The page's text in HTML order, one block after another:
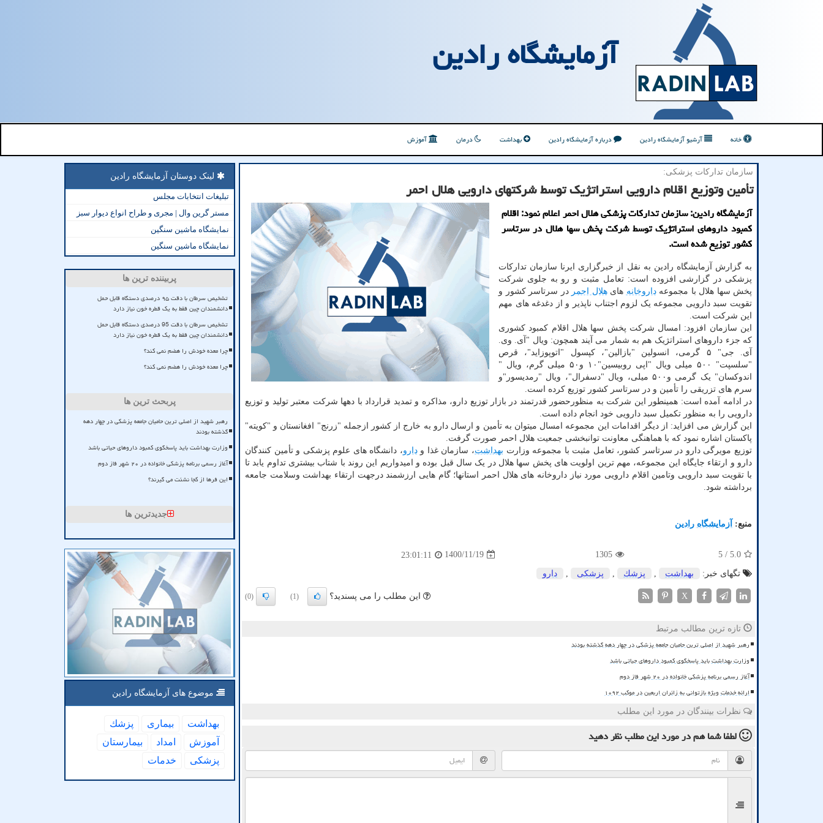
آزمایشگاه رادین
خانه آرشیو آزمایشگاه رادین درباره آزمایشگاه رادین بهداشت درمان آموزش
سازمان تداركات پزشكی:
تأمین وتوزیع اقلام دارویی استراتژیک توسط شرکتهای دارویی هلال احمر
آزمایشگاه رادین: سازمان تدارکات پزشکی هلال احمر اعلام نمود: اقلام
کمبود داروهای استراتژیک توسط شرکت پخش سها هلال در سرتاسر
کشور توزیع شده است.
به گزارش آزمایشگاه رادین به نقل از خبرگزاری ایرنا سازمان تدارکات
پزشکی در گزارشی افزوده است: تعامل مثبت و رو به جلوی شرکت
پخش سها هلال با مجموعهداروخانه هایهلال احمر در سرتاسر کشور و
تقویت سبد دارویی مجموعه یک لزوم اجتناب ناپذیر و از دغدغه های مهم
این شرکت است.
این سازمان افزود: امسال شرکت پخش سها هلال اقلام کمبود کشوری
که جزء داروهای استراتژیک هم به شمار می آیند همچون: ویال "آی. وی.
آی. جی" ۵ گرمی، انسولین "بازالین"، کپسول "اتوپوزاید"، قرص
"سلسپت" ۵۰۰ میلی ویال "اپی روبیسین"۱۰ و۵۰ میلی گرم، ویال "
اندوکسان" یک گرمی و۵۰۰ میلی، ویال "دسفرال"، ویال "رمدیسور"و
سرم های تزریقی را تأمین و در سرتاسر کشور توزیع کرده است.
در ادامه آمده است: همینطور این شرکت به منظورحضور قدرتمند در بازار توزیع دارو، مذاکره و تمدید قرارداد با دهها شرکت معتبر تولید و توزیع
دارویی را به منظور تکمیل سبد دارویی خود انجام داده است.
این گزارش می افزاید: از دیگر اقدامات این مجموعه امسال میتوان به تأمین و ارسال دارو به خارج از کشور ازجمله "زرنج" افغانستان و "کویته"
پاکستان اشاره نمود که با هماهنگی معاونت توانبخشی جمعیت هلال احمر صورت گرفت.
توزیع مویرگی دارو در سرتاسر کشور، تعامل مثبت با مجموعه وزارت بهداشت، سازمان غذا ودارو، دانشگاه های علوم پزشکی و تأمین کنندگان
دارو و ارتقاء جایگاه این مجموعه، مهم ترین اولویت های پخش سها هلال در یک سال قبل بوده و امیدواریم این روند با شتاب بیشتری تداوم یابد تا
با تقویت سبد دارویی وتامین اقلام دارویی مورد نیاز داروخانه های هلال احمر استانها؛ گام هایی ارزشمند درجهت ارتقاء بهداشت وسلامت جامعه
برداشته شود.
منبع: آزمایشگاه رادین
5.0
/ 5
1305
1400/11/19
23:01:11
تگهای خبر:
بهداشت پزشك پزشكی دارو
X این مطلب را می پسندید؟ (1)
(0)
تازه ترین مطالب مرتبط
رهبر شهید از اصلی ترین حامیان جامعه پزشکی در چهار دهه گذشته بودند
وزارت بهداشت باید پاسخگوی کمبود داروهای حیاتی باشد
آغاز رسمی برنامه پزشکی خانواده در ۲۰ شهر فاز دوم
ارائه خدمات ویژه بازتوانی به زائران اربعین در موکب ۱۰۹۲
نظرات بینندگان در مورد این مطلب
لطفا شما همدر مورد این مطلبنظر دهید
لینک دوستان آزمایشگاه رادین
تبلیغات انتخابات مجلس
مستر گرین وال | مجری و طراح انواع دیوار سبز
نمایشگاه ماشین سنگین
نمایشگاه ماشین سنگین
پربیننده ترین ها
تشخیص سرطان با دقت ۹۵ درصدی دستگاه قابل حمل
دانشمندان چین فقط به یک قطره خون نیاز دارد
تشخیص سرطان با دقت 95 درصدی دستگاه قابل حمل
دانشمندان چین فقط به یک قطره خون نیاز دارد
چرا معده خودش را هضم نمی کند؟
چرا معده خودش را هضم نمی کند؟
پربحث ترین ها
رهبر شهید از اصلی ترین حامیان جامعه پزشکی در چهار دهه
گذشته بودند
وزارت بهداشت باید پاسخگوی کمبود داروهای حیاتی باشد
آغاز رسمی برنامه پزشکی خانواده در ۲۰ شهر فاز دوم
این فرها از کجا نشئت می گیرند؟
جدیدترین ها
موضوع های آزمایشگاه رادین
بهداشت بیماری
پزشك
آموزش
امداد
بیمارستان
پزشكی
خدمات